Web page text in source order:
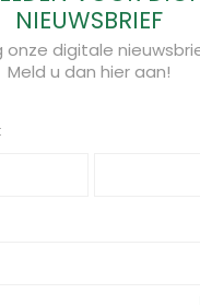
NIEUWSBRIEF
digitale
Meld u dan hier aan!